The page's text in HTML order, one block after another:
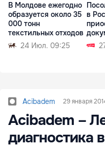
В Молдове ежегодно
образуется около 35
000 тонн
текстильных отходов
24 Июл. 09:25
в
Acibadem 29 января
Acibadem –
диагностика